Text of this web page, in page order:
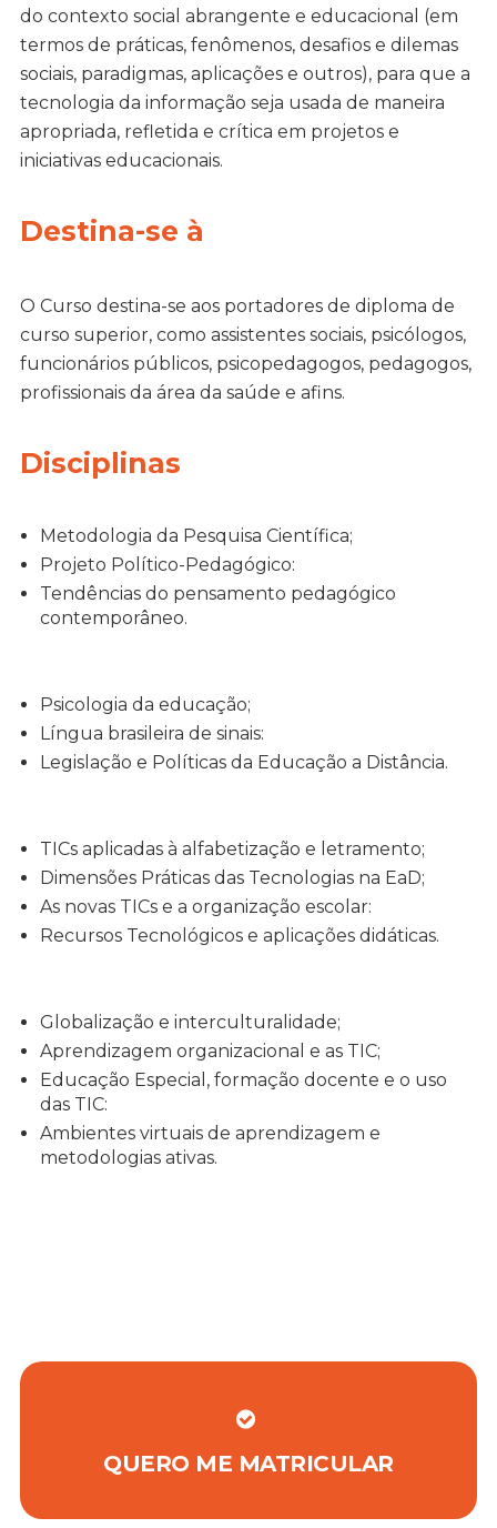
do contexto social abrangente e educacional (em
termos de práticas, fenômenos, desafios e dilemas
sociais, paradigmas, aplicações e outros), para que a
tecnologia da informação seja usada de maneira
apropriada, refletida e crítica em projetos e
iniciativas educacionais.
Destina-se à
O Curso destina-se aos portadores de diploma de
curso superior, como assistentes sociais, psicólogos,
funcionários públicos, psicopedagogos, pedagogos,
profissionais da área da saúde e afins.
Disciplinas
Metodologia da Pesquisa Científica;
Projeto Político-Pedagógico:
Tendências do pensamento pedagógico
contemporâneo.
Psicologia da educação;
Língua brasileira de sinais:
Legislação e Políticas da Educação a Distância.
TICs aplicadas à alfabetização e letramento;
Dimensões Práticas das Tecnologias na EaD;
As novas TICs e a organização escolar:
Recursos Tecnológicos e aplicações didáticas.
Globalização e interculturalidade;
Aprendizagem organizacional e as TIC;
Educação Especial, formação docente e o uso
das TIC:
Ambientes virtuais de aprendizagem e
metodologias ativas.
QUERO ME MATRICULAR